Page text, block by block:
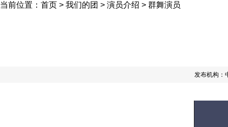
当前位置： 首页 > 我们的团 > 演员介绍 > 群舞演员
发布机构：